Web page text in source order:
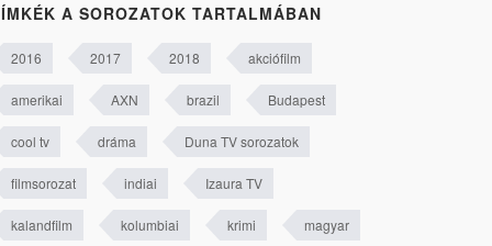
A SOROZATOK TARTALMÁBAN
2016 2017 2018 akciófilm
amerikai AXN brazil Budapest
cool tv dráma Duna TV sorozatok
filmsorozat indiai Izaura TV
kalandfilm kolumbiai krimi magyar